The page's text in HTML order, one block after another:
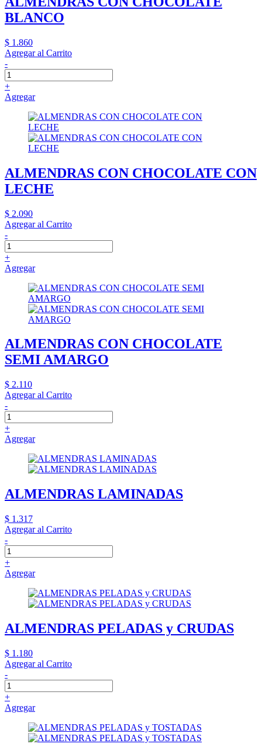
BLANCO
$ 1.860
Agregar al Carrito
-
+
Agregar
ALMENDRAS CON CHOCOLATE CON
LECHE
$ 2.090
Agregar al Carrito
-
+
Agregar
ALMENDRAS CON CHOCOLATE
SEMI AMARGO
$ 2.110
Agregar al Carrito
-
+
Agregar
ALMENDRAS LAMINADAS
$ 1.317
Agregar al Carrito
-
+
Agregar
ALMENDRAS PELADAS y CRUDAS
$ 1.180
Agregar al Carrito
-
+
Agregar